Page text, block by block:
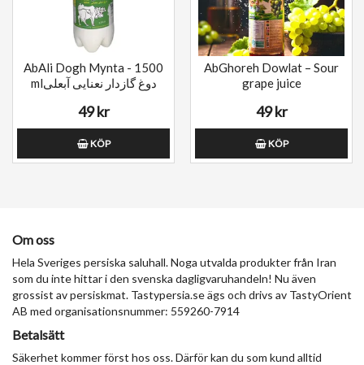
AbAli Dogh Mynta - 1500
mlدوغ گازدار نعنایی آبعلی
49 kr
KÖP
AbGhoreh Dowlat – Sour
grape juice
49 kr
KÖP
Om oss
Hela Sveriges persiska saluhall. Noga utvalda produkter från Iran
som du inte hittar i den svenska dagligvaruhandeln! Nu även
grossist av persiskmat. Tastypersia.se ägs och drivs av TastyOrient
AB med organisationsnummer: 559260-7914
Betalsätt
Säkerhet kommer först hos oss. Därför kan du som kund alltid